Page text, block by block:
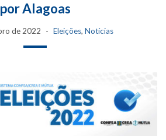
por Alagoas
de 2022 Eleições, Notícias